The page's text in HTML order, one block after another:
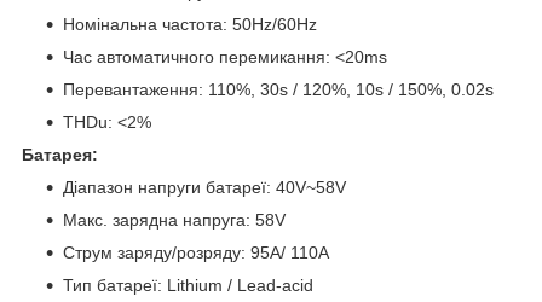
Номінальна частота: 50Hz/60Нz
Час автоматичного перемикання: <20ms
Перевантаження: 110%, 30s / 120%, 10s / 150%, 0.02s
THDu: <2%
Батарея:
Діапазон напруги батареї: 40V~58V
Макс. зарядна напруга: 58V
Струм заряду/розряду: 95А/ 110A
Тип батареї: Lithium / Lead-acid